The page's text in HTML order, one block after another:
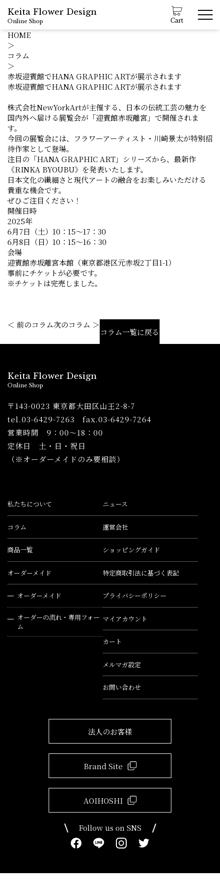
Keita Flower Design
Online Shop Cart
HOME
＞
コラム
＞
赤坂迎賓館でHANA GRAPHIC ARTが展示されます
赤坂迎賓館でHANA GRAPHIC ARTが展示されます
株式会社NewYorkArtが主催する、日本の伝統工芸の魅力を
国内外へ届ける展覧会が「迎賓館赤坂離宮」で開催されま
す。
今回の展覧会には、フラワーアーティスト・川崎景太が特別招
待作家として登場。
注目の「HANA GRAPHIC ART」シリーズから、最新作
《RINKA BYOUBU》を発表いたします。
日本文化の繊細さと現代アートの融合をお楽しみいただける
貴重な機会です。
ぜひご注目ください！
開催日時
2025年
6月7日（土）10：15～17：30
6月8日（日）10：15～16：30
会場
迎賓館赤坂離宮本館（東京都港区元赤坂2丁目1-1）
事前にチケットが必要です。
※チケットは完売しました。
＜ 前のコラム次のコラム ＞
コラム一覧に戻る
Keita Flower Design
Online Shop
〒143-0023 東京都大田区山王2-8-7
tel.03-6429-7263 fax.03-6429-7264
営業時間 9：00〜18：00
定休日 土・日・祝日
（※オーダーメイドのみ要相談）
私たちについて
コラム
商品一覧
オーダーメイド
オーダーメイド
オーダーの流れ・専用フォー
ム
ニュース
運営会社
ショッピングガイド
特定商取引法に基づく表記
プライバシーポリシー
マイアカウント
カート
メルマガ設定
お問い合わせ
法人のお客様
Brand Site
AOIHOSHI
Follow us on SNS